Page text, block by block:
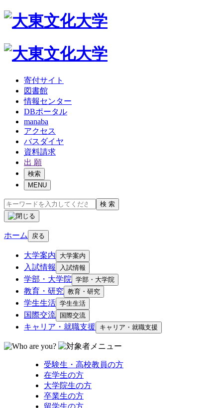
寄付サイト
図書館
情報センター
DBポータル
manaba
アクセス
バスダイヤ
資料請求
出 願
検索
MENU
検 索
ホーム 戻る
大学案内 大学案内
入試情報 入試情報
学部・大学院 学部・大学院
教育・研究 教育・研究
学生生活 学生生活
国際交流 国際交流
キャリア・就職支援 キャリア・就職支援
受験生・高校教員の方
在学生の方
大学院生の方
卒業生の方